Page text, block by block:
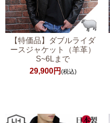
【特価品】ダブルライダ
ースジャケット（羊革）
S~6Lまで
29,900円 (税込)